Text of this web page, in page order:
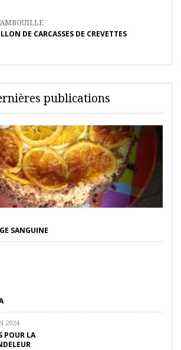
DE CARCASSES DE CREVETTES
publications
SANGUINE
2024
POUR LA